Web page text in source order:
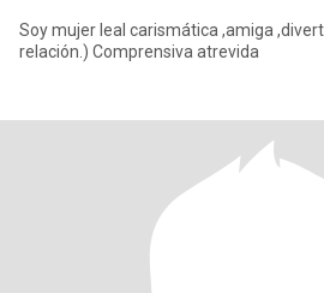
Soy mujer leal carismática ,amiga
relación.) Comprensiva atrevida